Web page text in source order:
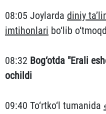
08:05 Joylarda diniy
imtihonlari bo‘lib
08:32 Bog‘otda "Erali
ochildi
09:40 To‘rtko‘l tumanida